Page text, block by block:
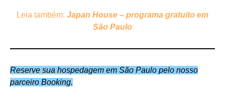
Leia também: Japan House – programa gratuito em
São Paulo
Reserve sua hospedagem em São Paulo pelo nosso
parceiro Booking.